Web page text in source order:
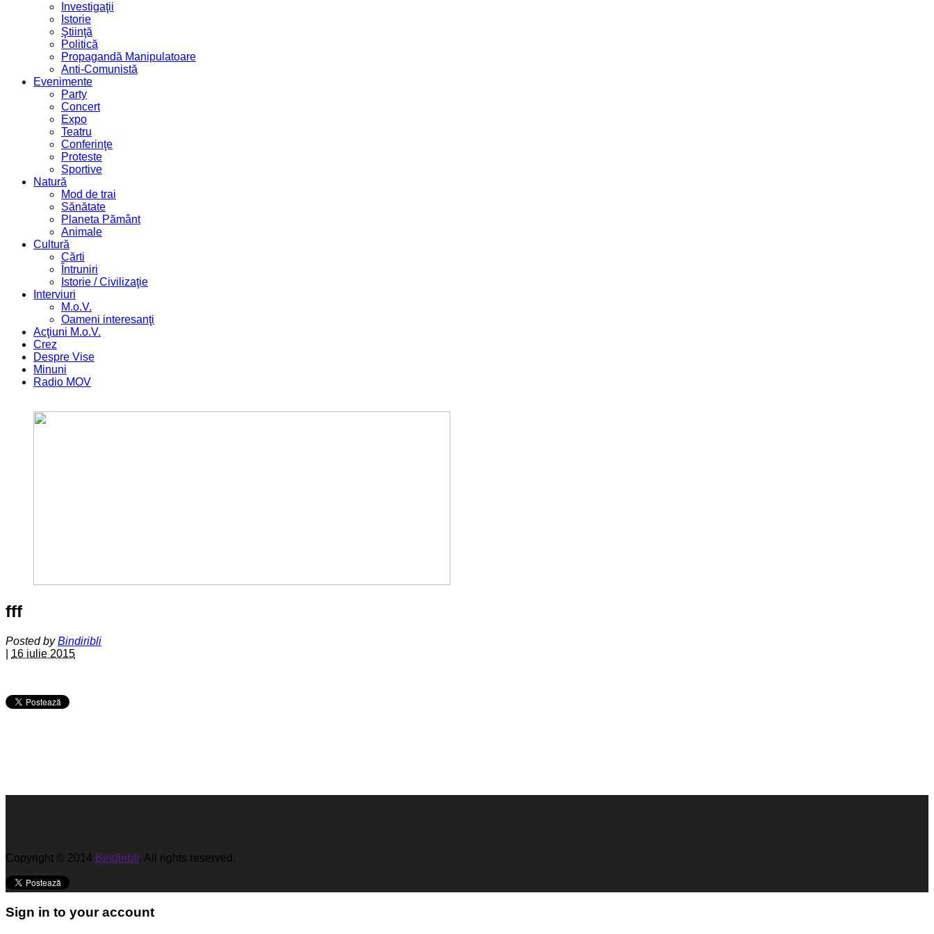
Investigaţii
Istorie
Ştiinţă
Politică
Propagandă Manipulatoare
Anti-Comunistă
Evenimente
Party
Concert
Expo
Teatru
Conferinţe
Proteste
Sportive
Natură
Mod de trai
Sănătate
Planeta Pământ
Animale
Cultură
Cărti
Întruniri
Istorie / Civilizaţie
Interviuri
M.o.V.
Oameni interesanţi
Acţiuni M.o.V.
Crez
Despre Vise
Minuni
Radio MOV
fff
Posted byBindiribli
16 iulie 2015
Copyright © 2014 Bindiribli. All rights reserved.
Sign in to your account